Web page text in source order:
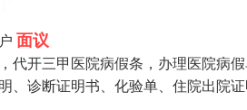
面议
代开三甲医院病假条，办理医院病
、诊断证明书、化验单、住院出院